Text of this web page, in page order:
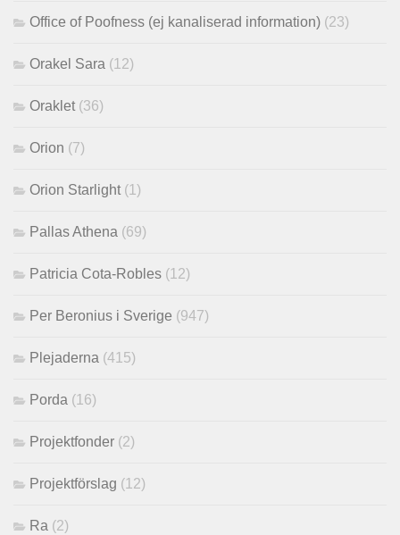
Office of Poofness (ej kanaliserad information) (23)
Orakel Sara (12)
Oraklet (36)
Orion (7)
Orion Starlight (1)
Pallas Athena (69)
Patricia Cota-Robles (12)
Per Beronius i Sverige (947)
Plejaderna (415)
Porda (16)
Projektfonder (2)
Projektförslag (12)
Ra (2)